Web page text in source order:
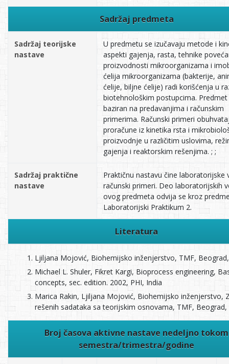
Sadržaj predmeta
Sadržaj teorijske
nastave
U predmetu se izučavaju metode i
aspekti gajenja, rasta, tehnike
proizvodnosti mikroorganizama i
ćelija mikroorganizama (bakterije,
ćelije, biljne ćelije) radi korišćenja u
biotehnološkim postupcima.
baziran na predavanjima i računskim
primerima. Računski primeri
proračune iz kinetika rsta i
proizvodnje u različitim uslovima,
gajenja i reaktorskim rešenjima. ; ;
Sadržaj praktične
nastave
Praktičnu nastavu čine laboratorijske
računski primeri. Deo laboratorijskih
ovog predmeta odvija se kroz
Laboratorijski Praktikum 2.
Literatura
Ljiljana Mojović, Biohemijsko inženjerstvo, TMF,
Michael L. Shuler, Fikret Kargi, Bioprocess engineering,
concepts, sec. edition. 2002, PHI, India
Marica Rakin, Ljiljana Mojović, Biohemijsko inženjerstvo,
rešenih ѕadataka sa teorijskim osnovama, TMF, Beograd,
Broj časova aktivne nastave nedeljno tokom
semestra/trimestra/godine